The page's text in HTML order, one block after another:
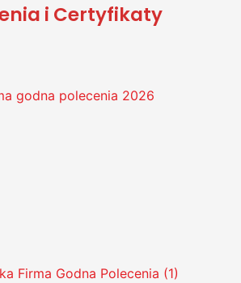
i Certyfikaty